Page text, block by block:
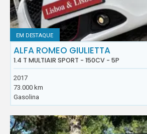
EM DESTAQUE
ALFA ROMEO GIULIETTA
1.4 T MULTIAIR SPORT - 150CV - 5P
2017
73.000 km
Gasolina